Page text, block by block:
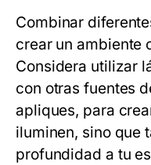
Combinar
crear un ambiente
Considera utilizar
con otras fuentes
apliques, para
iluminen, sino que
profundidad a tu